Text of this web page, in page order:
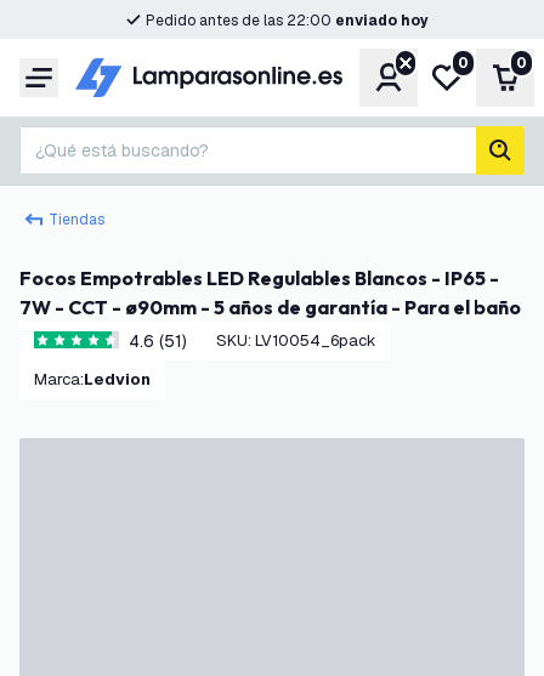
Pedido antes de las 22:00 enviado hoy
Menú CuentaMi lista de
0 0
¿Qué está buscando?
Tiendas
Focos Empotrables LED Regulables Blancos - IP65 -
7W - CCT - ø90mm - 5 años de garantía - Para el baño
4.6 estrellas de puntuación
4.6 (51) SKU: LV10054_6pack
Marca: Ledvion